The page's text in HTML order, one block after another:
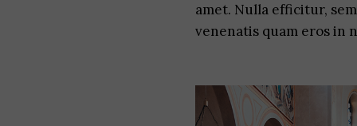
amet. Nulla efficitur,
venenatis quam eros in